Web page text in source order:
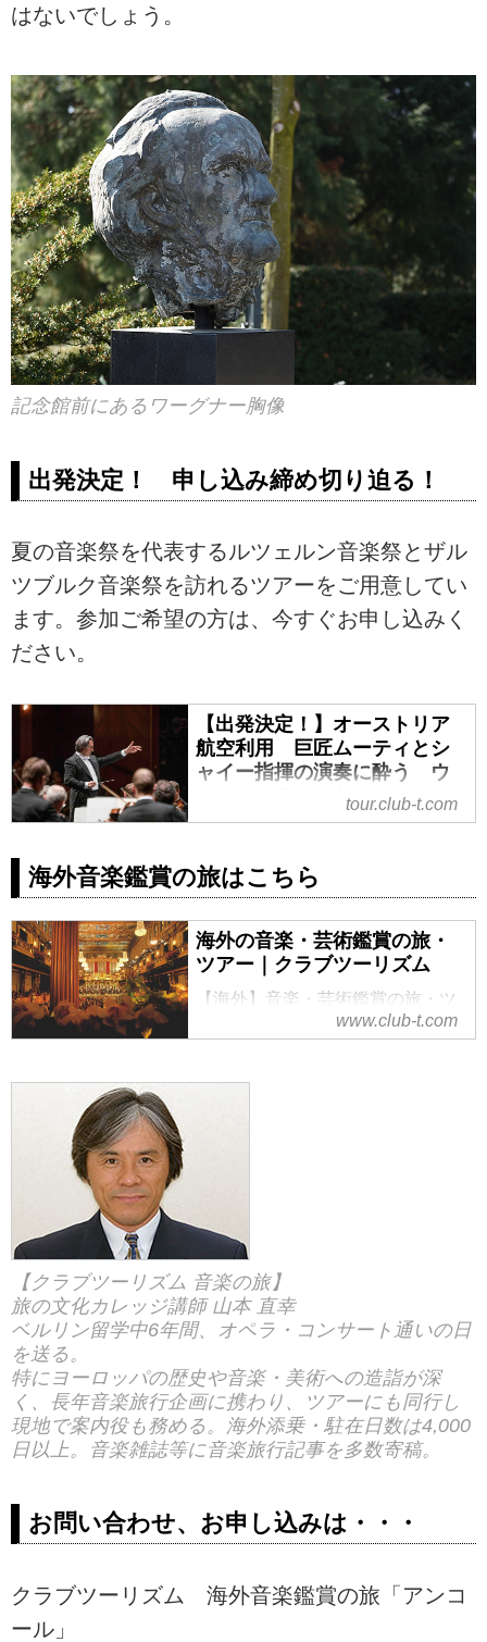
はないでしょう。
記念館前にあるワーグナー胸像
出発決定！ 申し込み締め切り迫る！
夏の音楽祭を代表するルツェルン音楽祭とザル
ツブルク音楽祭を訪れるツアーをご用意してい
ます。参加ご希望の方は、今すぐお申し込みく
ださい。
【出発決定！】オーストリア
航空利用 巨匠ムーティとシ
ャイー指揮の演奏に酔う ウ
ィーン・フィルとルツェルン
祝祭管の競演 ザルツブルク
日間｜クラブツーリズム
【出発決定！】オーストリア航空
利用 巨匠ムーティとシャイー指
揮の演奏に酔う ウィーン・フィ
ルとルツェルン祝祭管の競演 ザ
ルツブルク音楽祭とルツェルン音
楽祭８日間の紹介をしています。
tour.club-t.com
海外音楽鑑賞の旅はこちら
海外の音楽・芸術鑑賞の旅・
ツアー｜クラブツーリズム
【海外】音楽・芸術鑑賞の旅・ツ
アーなら、クラブツーリズム！ク
www.club-t.com
【クラブツーリズム 音楽の旅】
旅の文化カレッジ講師 山本 直幸
ベルリン留学中6年間、オペラ・コンサート通いの日
を送る。
特にヨーロッパの歴史や音楽・美術への造詣が深
く、長年音楽旅行企画に携わり、ツアーにも同行し
現地で案内役も務める。海外添乗・駐在日数は4,000
日以上。音楽雑誌等に音楽旅行記事を多数寄稿。
お問い合わせ、お申し込みは・・・
クラブツーリズム 海外音楽鑑賞の旅「アンコ
ール」